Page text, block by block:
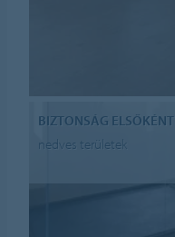
BIZTONSÁG ELSŐKÉNT
nedves területek